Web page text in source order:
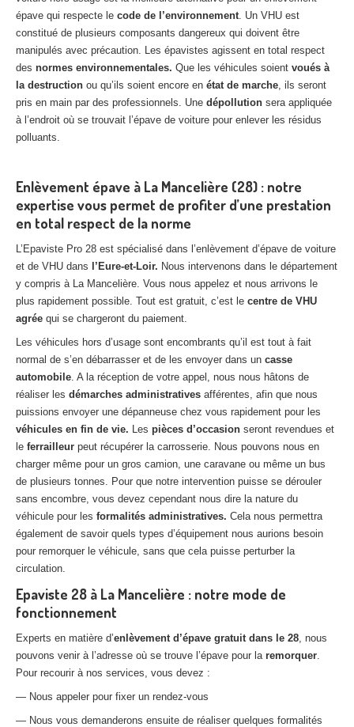
épave qui respecte le code de l’environnement. Un VHU est
constitué de plusieurs composants dangereux qui doivent être
manipulés avec précaution. Les épavistes agissent en total respect
des normes environnementales. Que les véhicules soient voués à
la destruction ou qu’ils soient encore en état de marche, ils seront
pris en main par des professionnels. Une dépollution sera appliquée
à l’endroit où se trouvait l’épave de voiture pour enlever les résidus
polluants.
Enlèvement épave à La Mancelière (28) : notre
expertise vous permet de profiter d’une prestation
en total respect de la norme
L’Epaviste Pro 28 est spécialisé dans l’enlèvement d’épave de voiture
et de VHU dans
l’Eure-et-Loir. Nous intervenons dans le département
y compris à La Mancelière. Vous nous appelez et nous arrivons le
plus rapidement possible. Tout est gratuit, c’est le centre de VHU
agrée qui se chargeront du paiement.
Les véhicules hors d’usage sont encombrants qu’il est tout à fait
normal de s’en débarrasser et de les envoyer dans un casse
automobile. A la réception de votre appel, nous nous hâtons de
réaliser les démarches administratives afférentes, afin que nous
puissions envoyer une dépanneuse chez vous rapidement pour les
véhicules en fin de vie. Les pièces d’occasion seront revendues et
le ferrailleur peut récupérer la carrosserie. Nous pouvons nous en
charger même pour un gros camion, une caravane ou même un bus
de plusieurs tonnes. Pour que notre intervention puisse se dérouler
sans encombre, vous devez cependant nous dire la nature du
véhicule pour les formalités administratives. Cela nous permettra
également de savoir quels types d’équipement nous aurions besoin
pour remorquer le véhicule, sans que cela puisse perturber la
circulation.
Epaviste 28 à La Mancelière : notre mode de
fonctionnement
Experts en matière d’enlèvement d’épave gratuit dans le 28, nous
pouvons venir à l’adresse où se trouve l’épave pour la remorquer.
Pour recourir à nos services, vous devez :
— Nous appeler pour fixer un rendez-vous
— Nous vous demanderons ensuite de réaliser quelques formalités